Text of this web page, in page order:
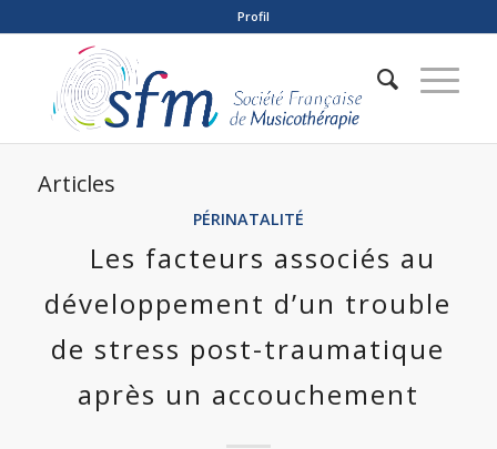
Profil
Articles
PÉRINATALITÉ
Les facteurs associés au
développement d’un trouble
de stress post-traumatique
après un accouchement